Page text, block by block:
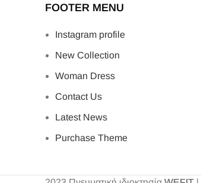
FOOTER MENU
Instagram profile
New Collection
Woman Dress
Contact Us
Latest News
Purchase Theme